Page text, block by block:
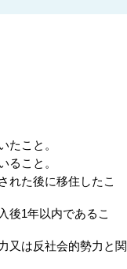
たこと。
ること。
れた後に移住したこ
後1年以内であるこ
又は反社会的勢力と関